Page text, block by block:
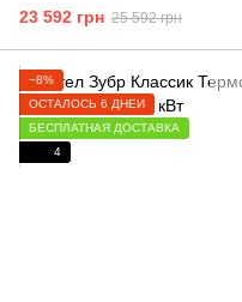
23 592 грн 25 592 грн
−8%
ОСТАЛОСЬ 6 ДНЕЙ
БЕСПЛАТНАЯ ДОСТАВКА
4